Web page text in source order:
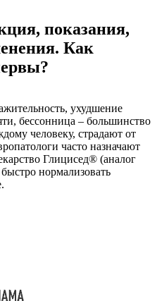
показания,
Как
ухудшение
бессонница – большинство
человеку, страдают от
часто назначают
Глицисед® (аналог
нормализовать